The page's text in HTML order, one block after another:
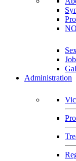
Administration